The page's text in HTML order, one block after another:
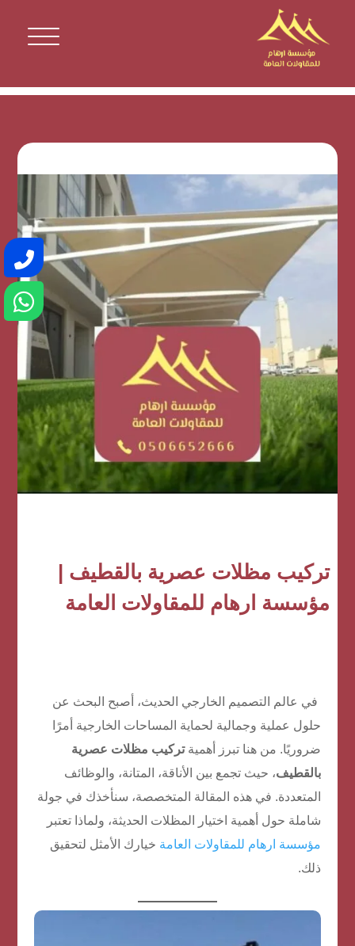
تركيب مظلات عصرية بالقطيف |
مؤسسة ارهام للمقاولات العامة
في عالم التصميم الخارجي الحديث، أصبح البحث عن
حلول عملية وجمالية لحماية المساحات الخارجية أمرًا
ضروريًا. من هنا تبرز أهميةتركيب مظلات عصرية
بالقطيف، حيث تجمع بين الأناقة، المتانة، والوظائف
المتعددة. في هذه المقالة المتخصصة، سنأخذك في جولة
شاملة حول أهمية اختيار المظلات الحديثة، ولماذا تعتبر
مؤسسة ارهام للمقاولات العامة خيارك الأمثل لتحقيق
ذلك.